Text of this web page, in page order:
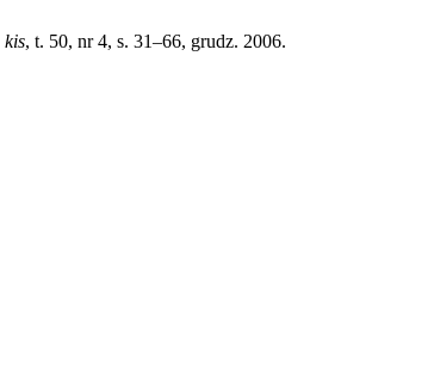
kis, t. 50, nr 4, s. 31–66, grudz. 2006.